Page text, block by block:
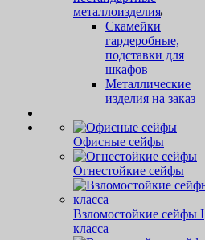
металлоизделия
Скамейки
гардеробные,
подставки для
шкафов
Металлические
изделия на заказ
Офисные сейфы
Огнестойкие сейфы
Взломостойкие сейфы I
класса